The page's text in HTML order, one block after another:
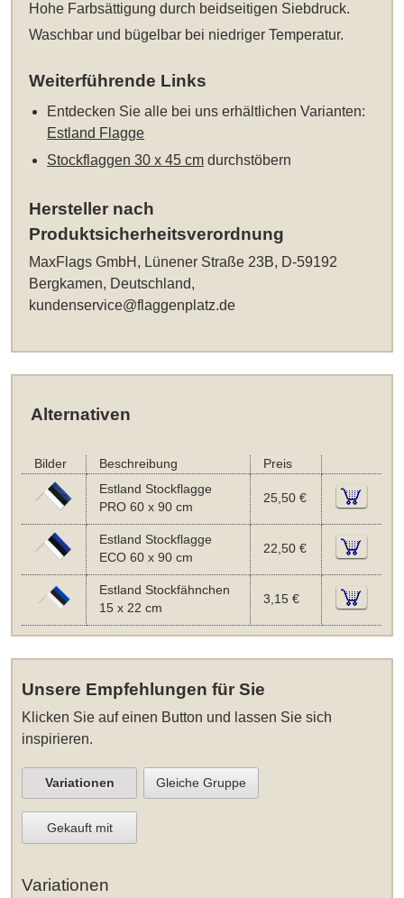
Hohe Farbsättigung durch beidseitigen Siebdruck.
Waschbar und bügelbar bei niedriger Temperatur.
Weiterführende Links
Entdecken Sie alle bei uns erhältlichen Varianten:
Estland Flagge
Stockflaggen 30 x 45 cm durchstöbern
Hersteller nach
Produktsicherheitsverordnung
MaxFlags GmbH, Lünener Straße 23B, D-59192
Bergkamen, Deutschland,
kundenservice@flaggenplatz.de
Alternativen
Bilder Beschreibung
Preis
Estland Stockflagge
PRO 60 x 90 cm
25,50 €
Estland Stockflagge
ECO 60 x 90 cm
22,50 €
Estland Stockfähnchen
15 x 22 cm
3,15 €
Unsere Empfehlungen für Sie
Klicken Sie auf einen Button und lassen Sie sich
inspirieren.
Variationen Gleiche Gruppe
Gekauft mit
Variationen